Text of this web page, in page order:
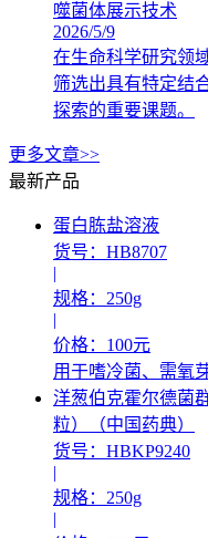
噬菌体展示技术
2026/5/9
在生命科学研究领
筛选出具有特定结
探索的重要课题。
更多文章>>
最新产品
蛋白胨盐溶液
货号：HB8707
|
规格：250g
|
价格：100元
用于嗜冷菌、需氧
洋葱伯克霍尔德菌
粒）（中国药典）
货号：HBKP9240
|
规格：250g
|